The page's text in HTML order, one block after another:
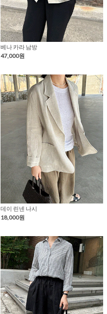
베나 카라 남방
47,000원
데이 린넨 나시
18,000원